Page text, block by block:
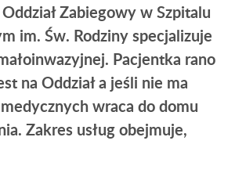
Zabiegowy w Szpitalu
im. Św. Rodziny specjalizuje
Pacjentka rano
na Oddział a jeśli nie ma
wraca do domu
Zakres usług obejmuje,